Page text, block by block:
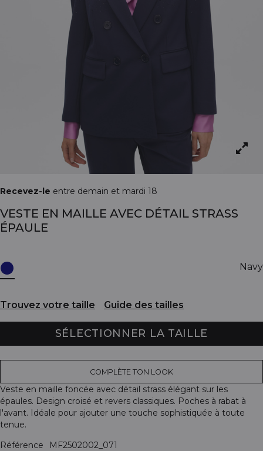
Recevez-le entre demain et mardi 18
VESTE EN MAILLE AVEC DÉTAIL STRASS
ÉPAULE
Navy
Trouvez votre taille Guide des tailles
SÉLECTIONNER LA TAILLE
COMPLÈTE TON LOOK
Veste en maille foncée avec détail strass élégant sur les
épaules. Design croisé et revers classiques. Poches à rabat à
l'avant. Idéale pour ajouter une touche sophistiquée à toute
tenue.
Référence
MF2502002_071